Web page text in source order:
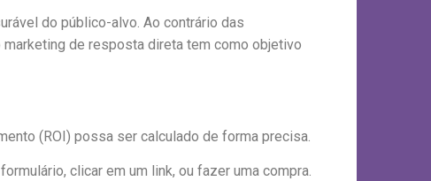
do público-alvo. Ao contrário das
de resposta direta tem como objetivo
(ROI) possa ser calculado de forma precisa.
clicar em um link, ou fazer uma compra.